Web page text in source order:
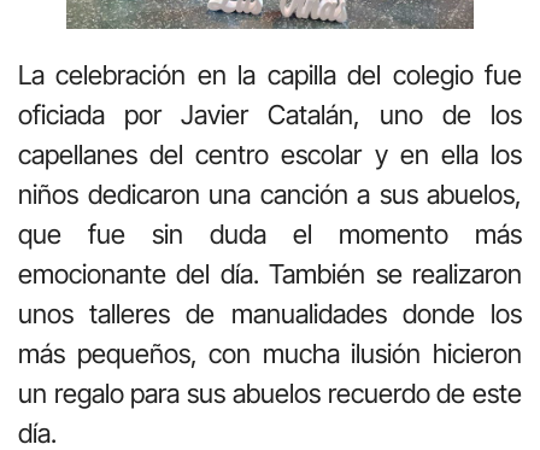
La celebración en la capilla del colegio fue
oficiada por Javier Catalán, uno de los
capellanes del centro escolar y en ella los
niños dedicaron una canción a sus abuelos,
que fue sin duda el momento más
emocionante del día. También se realizaron
unos talleres de manualidades donde los
más pequeños, con mucha ilusión hicieron
un regalo para sus abuelos recuerdo de este
día.